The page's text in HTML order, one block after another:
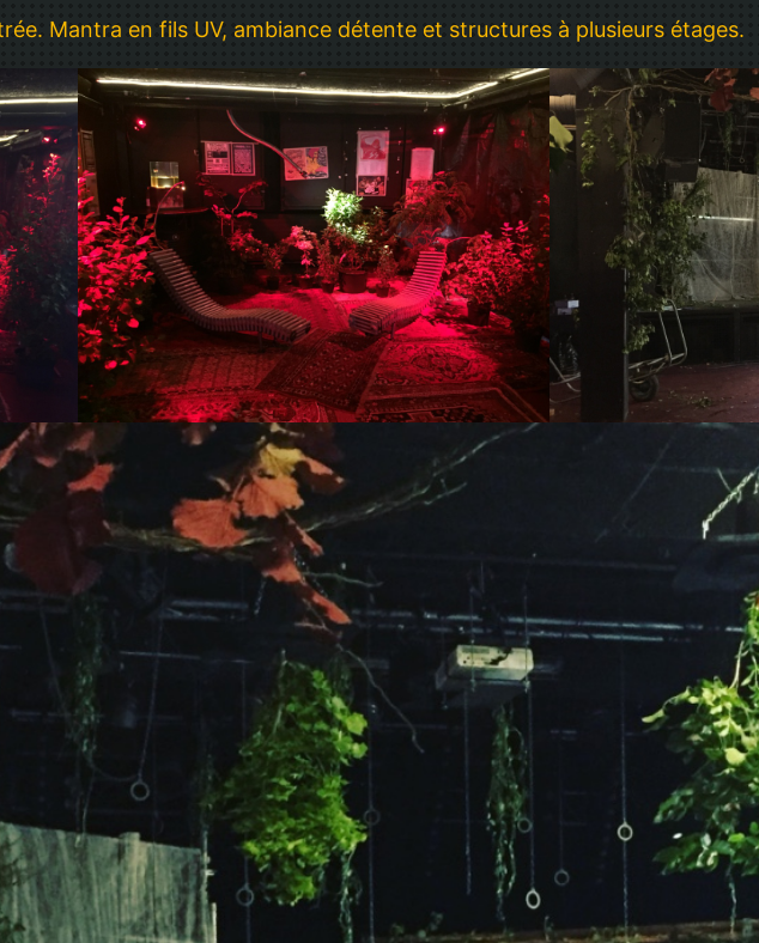
Mantra en fils UV, ambiance détente et structures à plusieurs étages.